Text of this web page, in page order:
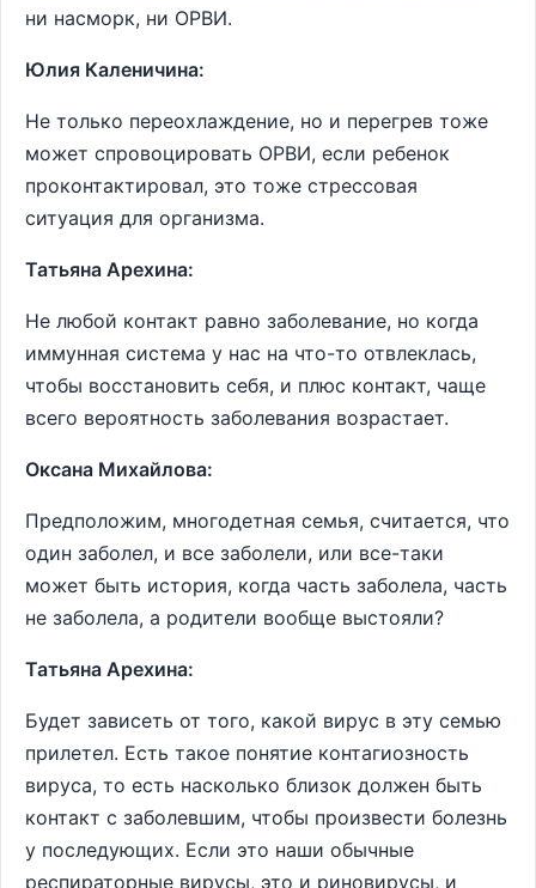
ни насморк, ни ОРВИ.
Юлия Каленичина:
Не только переохлаждение, но и перегрев тоже
может спровоцировать ОРВИ, если ребенок
проконтактировал, это тоже стрессовая
ситуация для организма.
Татьяна Арехина:
Не любой контакт равно заболевание, но когда
иммунная система у нас на что-то отвлеклась,
чтобы восстановить себя, и плюс контакт, чаще
всего вероятность заболевания возрастает.
Оксана Михайлова:
Предположим, многодетная семья, считается, что
один заболел, и все заболели, или все-таки
может быть история, когда часть заболела, часть
не заболела, а родители вообще выстояли?
Татьяна Арехина:
Будет зависеть от того, какой вирус в эту семью
прилетел. Есть такое понятие контагиозность
вируса, то есть насколько близок должен быть
контакт с заболевшим, чтобы произвести болезнь
у последующих. Если это наши обычные
респираторные вирусы, это и риновирусы, и